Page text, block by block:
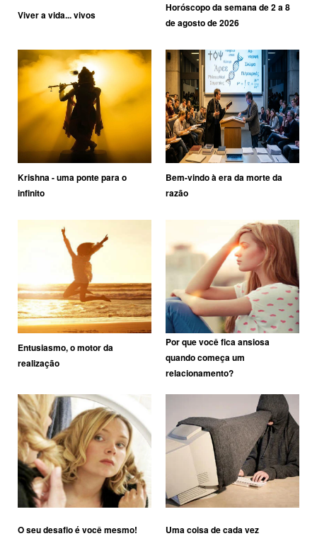
Viver a vida... vivos
Horóscopo da semana de 2 a 8
de agosto de 2026
Krishna - uma ponte para o
infinito
Bem-vindo à era da morte da
razão
Entusiasmo, o motor da
realização
Por que você fica ansiosa
quando começa um
relacionamento?
O seu desafio é você mesmo! Uma coisa de cada vez